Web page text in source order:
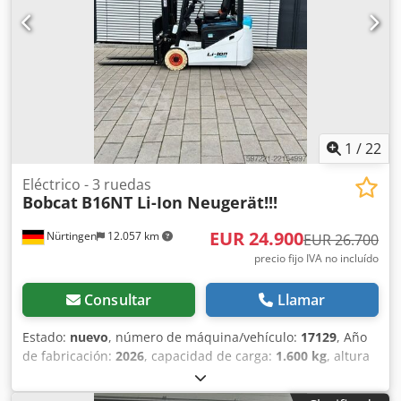
277 Ah
1 /22
Nürtingen 12.057 km
Eléctrico - 3 ruedas
Bobcat B16NT Li-Ion Neugerät!!!
EUR 24.900EUR 26.700
precio fijo IVA no incluído
Consultar Llamar
Estado: nuevo, número de máquina/vehículo: 17129, Año
de fabricación: 2026, capacidad de carga: 1.600 kg, altura
, ascensor libre:
de carga:500 mm, tipo de combustible:eléctrico, tipo de